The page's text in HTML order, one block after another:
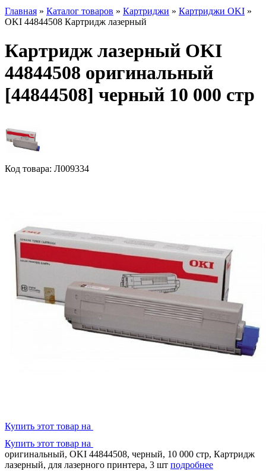
Главная » Каталог товаров » Картриджи » Картриджи OKI »
OKI 44844508 Картридж лазерный
Картридж лазерный OKI
44844508 оригинальный
[44844508] черный 10 000 стр
Код товара: Л009334
Купить этот товар на
Купить этот товар на
оригинальный, OKI 44844508, черный, 10 000 стр, Картридж
лазерный, для лазерного принтера, 3 шт подробнее